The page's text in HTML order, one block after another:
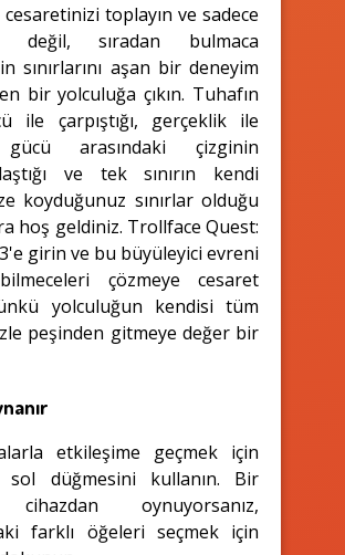
cesaretinizi toplayın ve sadece
değil, sıradan bulmaca
sınırlarını aşan bir deneyim
bir yolculuğa çıkın. Tuhafın
ile çarpıştığı, gerçeklik ile
arasındaki çizginin
ve tek sınırın kendi
koyduğunuz sınırlar olduğu
hoş geldiniz. Trollface Quest:
girin ve bu büyüleyici evreni
çözmeye cesaret
yolculuğun kendisi tüm
peşinden gitmeye değer bir
etkileşime geçmek için
sol düğmesini kullanın. Bir
oynuyorsanız,
farklı öğeleri seçmek için